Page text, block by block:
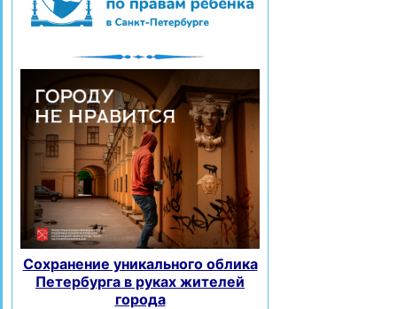
Сохранение уникального облика
Петербурга в руках жителей
города